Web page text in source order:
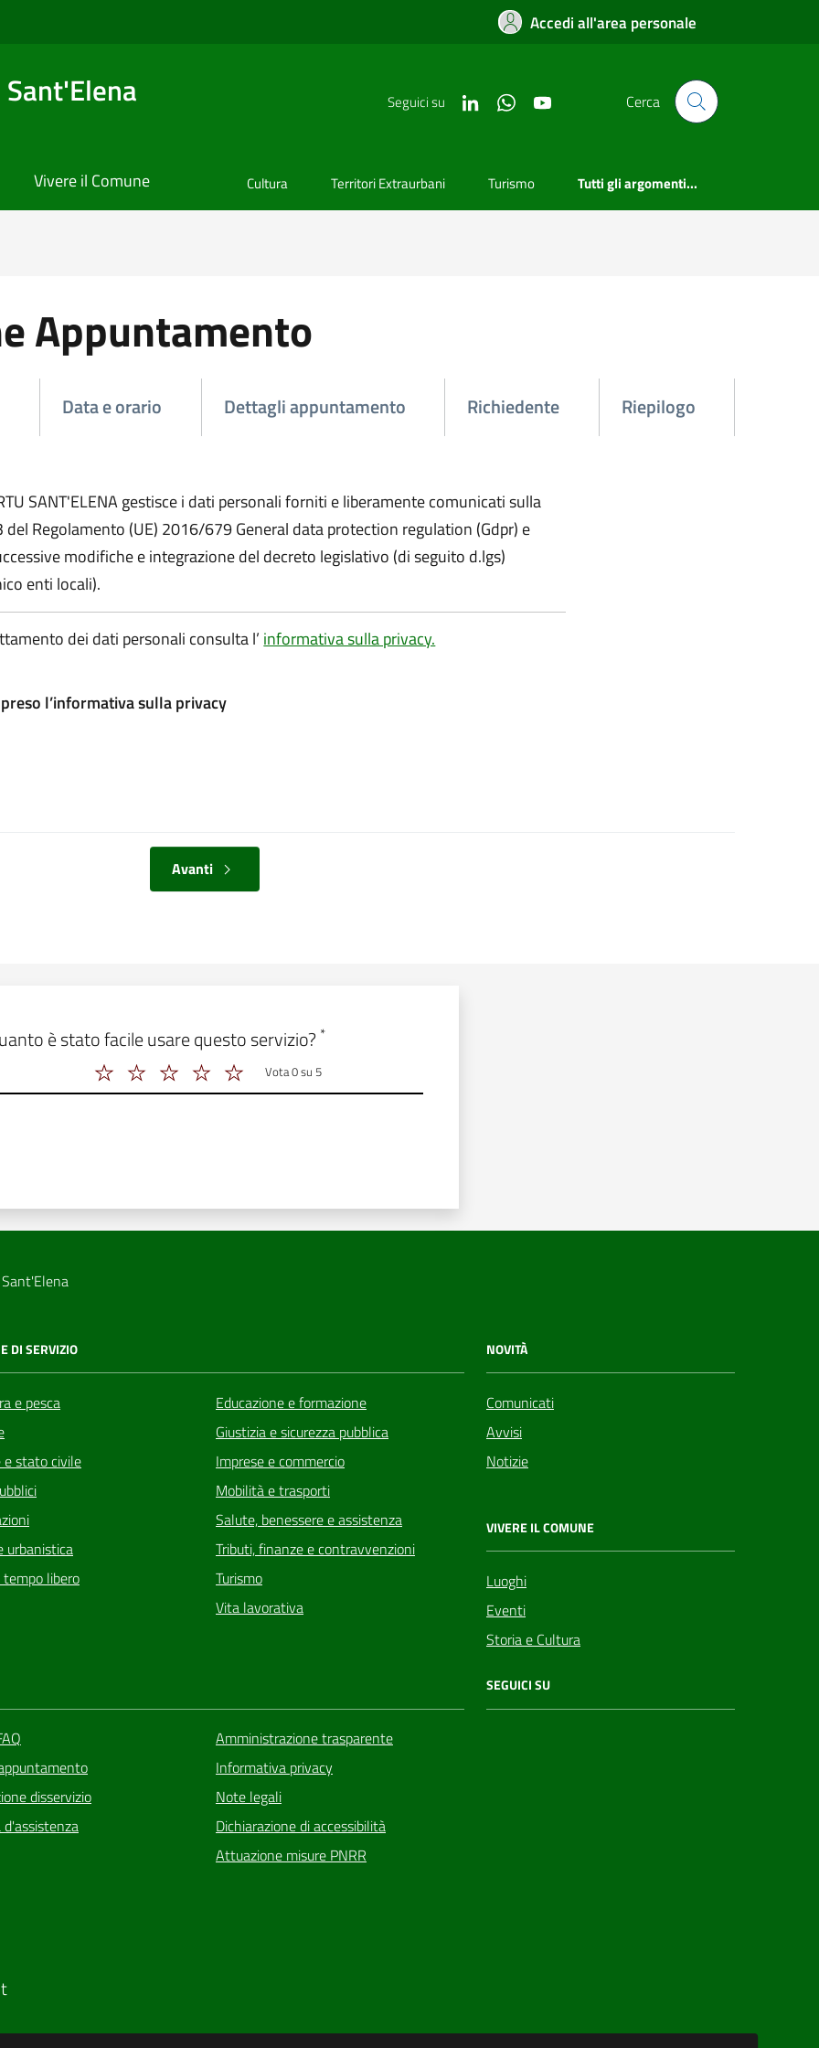
Accedi all'area personale
Seguici su Cerca
Vivere il Comune Cultura Territori Extraurbani Turismo Tutti gli argomenti...
Appuntamento
Data e orario Dettagli appuntamento Richiedente Riepilogo
SANT'ELENA gestisce i dati personali forniti e liberamente comunicati sulla
del Regolamento (UE) 2016/679 General data protection regulation (Gdpr) e
modifiche e integrazione del decreto legislativo (di seguito d.lgs)
enti locali).
dei dati personali consulta l’ informativa sulla privacy.
l’informativa sulla privacy
Avanti
è stato facile usare questo servizio? *
Vota 2 su 5
Vota 3 su 5
Vota 4 su 5
Vota 5 su 5
Vota 6 su 5
Vota 0 su 5
DI SERVIZIO
e pesca
e stato civile
urbanistica
libero
Educazione e formazione
Giustizia e sicurezza pubblica
Imprese e commercio
Mobilità e trasporti
Salute, benessere e assistenza
Tributi, finanze e contravvenzioni
Turismo
Vita lavorativa
NOVITÀ
Comunicati
Avvisi
Notizie
VIVERE IL COMUNE
Luoghi
Eventi
Storia e Cultura
disservizio
d'assistenza
Amministrazione trasparente
Informativa privacy
Note legali
Dichiarazione di accessibilità
Attuazione misure PNRR
SEGUICI SU